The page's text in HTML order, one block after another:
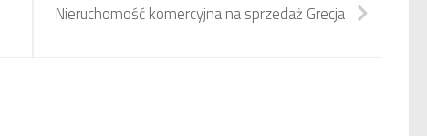
Nieruchomość komercyjna na sprzedaż Grecja